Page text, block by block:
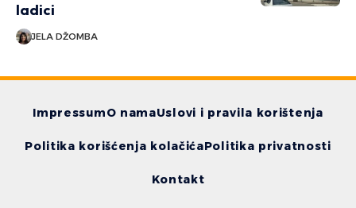
ladici
JELA DŽOMBA
ImpressumO namaUslovi i pravila korištenja
Politika korišćenja kolačićaPolitika privatnosti
Kontakt